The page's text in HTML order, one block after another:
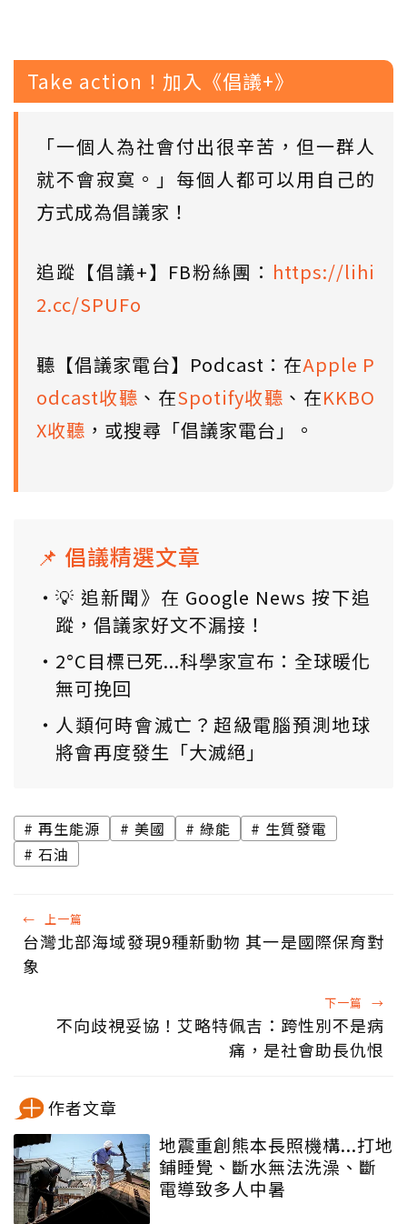
Take action！加入《倡議+》
「一個人為社會付出很辛苦，但一群人
就不會寂寞。」每個人都可以用自己的
方式成為倡議家！
追蹤【倡議+】FB粉絲團： https://lihi
2.cc/SPUFo
聽【倡議家電台】Podcast：在Apple P
odcast收聽 、在Spotify收聽 、在KKBO
X收聽 ，或搜尋「倡議家電台」。
📌 倡議精選文章
💡 追新聞》在 Google News 按下追
蹤，倡議家好文不漏接！
2°C目標已死...科學家宣布：全球暖化
無可挽回
人類何時會滅亡？超級電腦預測地球
將會再度發生「大滅絕」
再生能源 美國 綠能
生質發電
石油
← 上一篇
台灣北部海域發現9種新動物 其一是國際保育對
象
下一篇 →
不向歧視妥協！艾略特佩吉：跨性別不是病
痛，是社會助長仇恨
作者文章
地震重創熊本長照機構...打地
鋪睡覺、斷水無法洗澡、斷
電導致多人中暑